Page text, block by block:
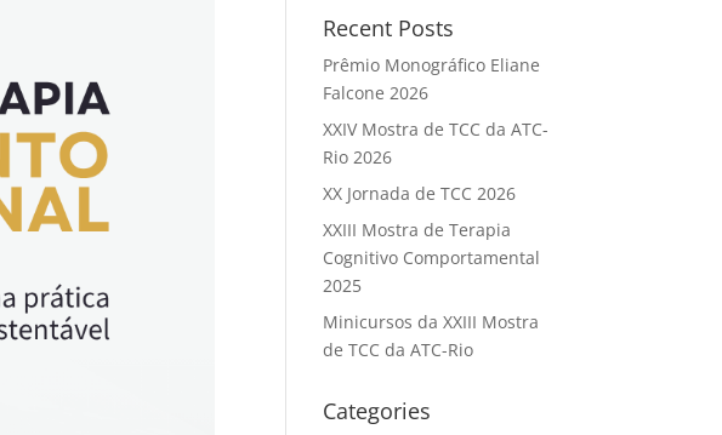
Recent Posts
Prêmio Monográfico Eliane
Falcone 2026
XXIV Mostra de TCC da ATC-
Rio 2026
XX Jornada de TCC 2026
XXIII Mostra de Terapia
Cognitivo Comportamental
2025
Minicursos da XXIII Mostra
de TCC da ATC-Rio
Categories